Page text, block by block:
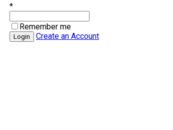
*
Remember me
Create an Account